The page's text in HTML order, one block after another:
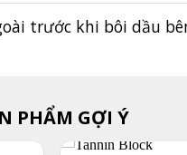
trước khi bôi dầu
PHẨM GỢI Ý